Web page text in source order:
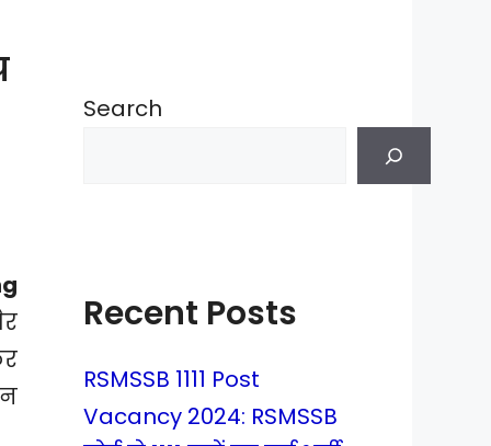
Search
Recent Posts
RSMSSB 1111 Post
Vacancy 2024: RSMSSB